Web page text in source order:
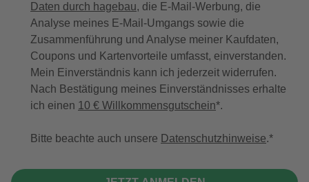
Daten durch hagebau, die E-Mail-Werbung, die
Analyse meines E-Mail-Umgangs sowie die
Zusammenführung und Analyse meiner Kaufdaten,
Coupons und Kartenvorteile umfasst, einverstanden.
Mein Einverständnis kann ich jederzeit widerrufen.
Nach Bestätigung meines Einverständnisses erhalte
ich einen 10 € Willkommensgutschein*.
Bitte beachte auch unsere Datenschutzhinweise.